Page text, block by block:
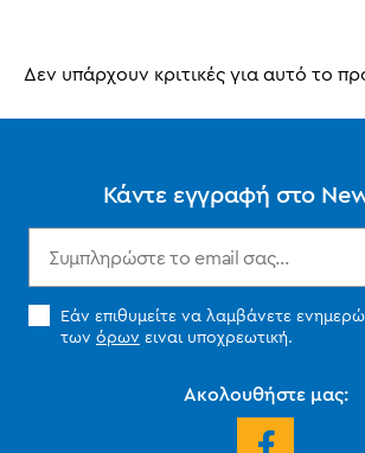
Δεν υπάρχουν κριτικές για αυτό το
Κάντε εγγραφή στο
Εάν επιθυμείτε να λαμβάνετε
των όρων ειναι υποχρεωτική.
Ακολουθήστε μας: